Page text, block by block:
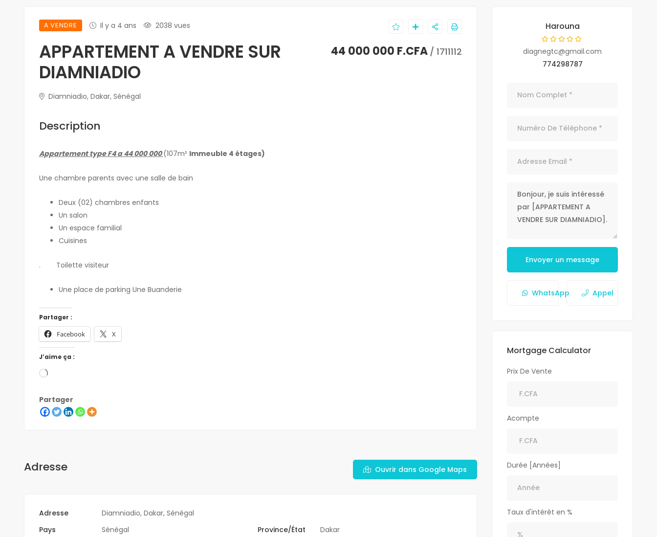
A VENDRE Il y a 4 ans 2038 vues
APPARTEMENT A VENDRE SUR
DIAMNIADIO
Diamniadio, Dakar, Sénégal
44 000 000 F.CFA / 1711112
Description
Appartement type F4 a 44 000 000(107m² Immeuble 4 étages)
Une chambre parents avec une salle de bain
Deux (02) chambres enfants
Un salon
Un espace familial
Cuisines
. Toilette visiteur
Une place de parking Une Buanderie
Partager :
Facebook X
J’aime ça :
Partager
Adresse Ouvrir dans Google Maps
Adresse
Diamniadio, Dakar, Sénégal
Pays
Sénégal Province/État
Dakar
Harouna
diagnegtc@gmail.com
774298787
Envoyer un message
WhatsApp Appel
Mortgage Calculator
Prix De Vente
Acompte
Durée [Années]
Taux d'intérêt en %